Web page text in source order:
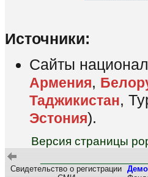
Источники:
Сайты
Армения,
Таджикистан,
Эстония).
Версия страницы
Свидетельство о регистрации